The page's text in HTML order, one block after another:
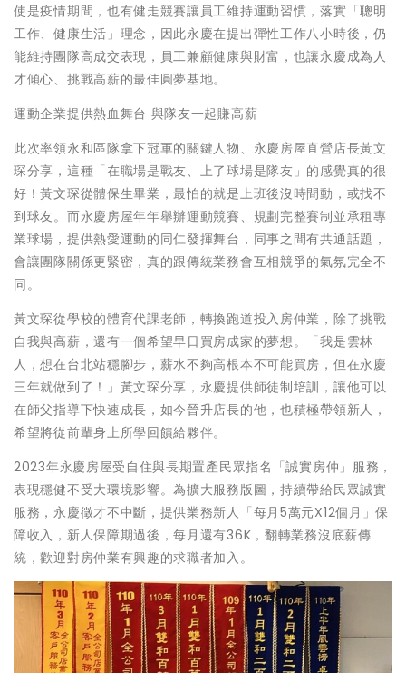
使是疫情期間，也有健走競賽讓員工維持運動習慣，落實「聰明
工作、健康生活」理念，因此永慶在提出彈性工作八小時後，仍
能維持團隊高成交表現，員工兼顧健康與財富，也讓永慶成為人
才傾心、挑戰高薪的最佳圓夢基地。
運動企業提供熱血舞台 與隊友一起賺高薪
此次率領永和區隊拿下冠軍的關鍵人物、永慶房屋直營店長黃文
琛分享，這種「在職場是戰友、上了球場是隊友」的感覺真的很
好！黃文琛從體保生畢業，最怕的就是上班後沒時間動，或找不
到球友。而永慶房屋年年舉辦運動競賽、規劃完整賽制並承租專
業球場，提供熱愛運動的同仁發揮舞台，同事之間有共通話題，
會讓團隊關係更緊密，真的跟傳統業務會互相競爭的氣氛完全不
同。
黃文琛從學校的體育代課老師，轉換跑道投入房仲業，除了挑戰
自我與高薪，還有一個希望早日買房成家的夢想。「我是雲林
人，想在台北站穩腳步，薪水不夠高根本不可能買房，但在永慶
三年就做到了！」黃文琛分享，永慶提供師徒制培訓，讓他可以
在師父指導下快速成長，如今晉升店長的他，也積極帶領新人，
希望將從前輩身上所學回饋給夥伴。
2023年永慶房屋受自住與長期置產民眾指名「誠實房仲」服務，
表現穩健不受大環境影響。為擴大服務版圖，持續帶給民眾誠實
服務，永慶徵才不中斷，提供業務新人「每月5萬元X12個月」保
障收入，新人保障期過後，每月還有36K，翻轉業務沒底薪傳
統，歡迎對房仲業有興趣的求職者加入。